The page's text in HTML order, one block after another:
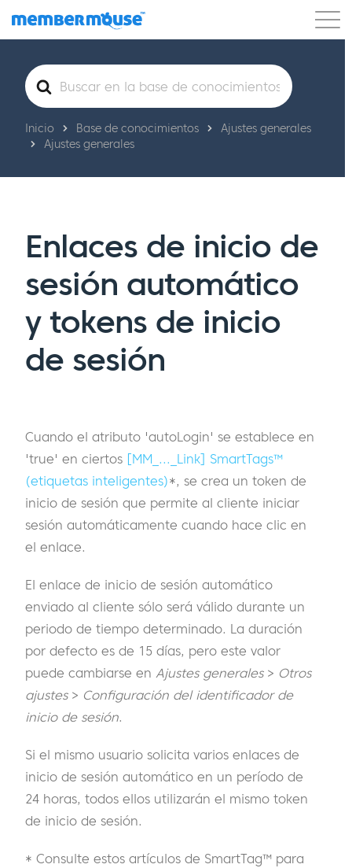
Características Clientes Precios
Comenzar
Buscar
Inicio Base de conocimientos
Ajustes generales
Ajustes generales
Enlaces de inicio de
sesión automático
y tokens de inicio
de sesión
Cuando el atributo 'autoLogin' se establece en
'true' en ciertos [MM_..._Link] SmartTags™
(etiquetas inteligentes)*, se crea un token de
inicio de sesión que permite al cliente iniciar
sesión automáticamente cuando hace clic en
el enlace.
El enlace de inicio de sesión automático
enviado al cliente sólo será válido durante un
periodo de tiempo determinado. La duración
por defecto es de 15 días, pero este valor
puede cambiarse en Ajustes generales> Otros
ajustes> Configuración del identificador de
inicio de sesión.
Si el mismo usuario solicita varios enlaces de
inicio de sesión automático en un período de
24 horas, todos ellos utilizarán el mismo token
de inicio de sesión.
* Consulte estos artículos de SmartTag™ para